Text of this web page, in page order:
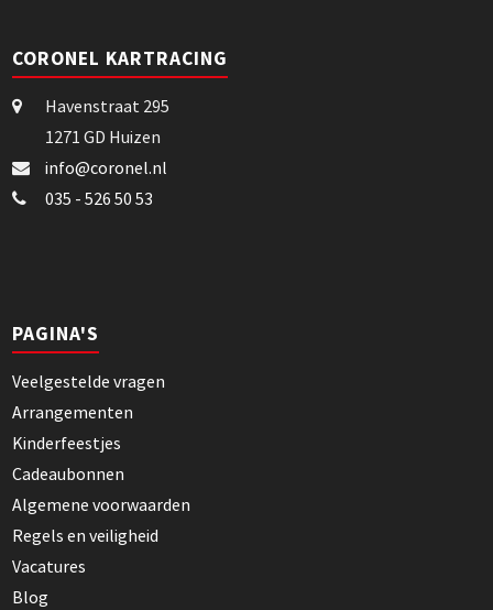
CORONEL KARTRACING
Havenstraat 295
1271 GD Huizen
info@coronel.nl
035 - 526 50 53
PAGINA'S
Veelgestelde vragen
Arrangementen
Kinderfeestjes
Cadeaubonnen
Algemene voorwaarden
Regels en veiligheid
Vacatures
Blog